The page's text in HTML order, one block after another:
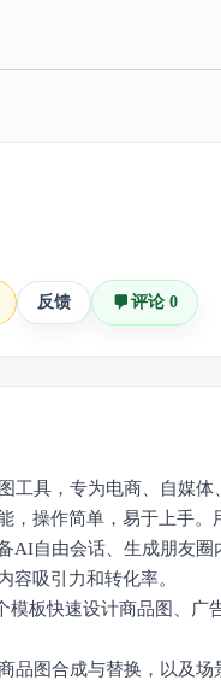
反馈 评论 0
工具，专为电商、自媒
，操作简单，易于上手
AI自由会话、生成朋友
容吸引力和转化率。
模板快速设计商品图、广
图合成与替换，以及场